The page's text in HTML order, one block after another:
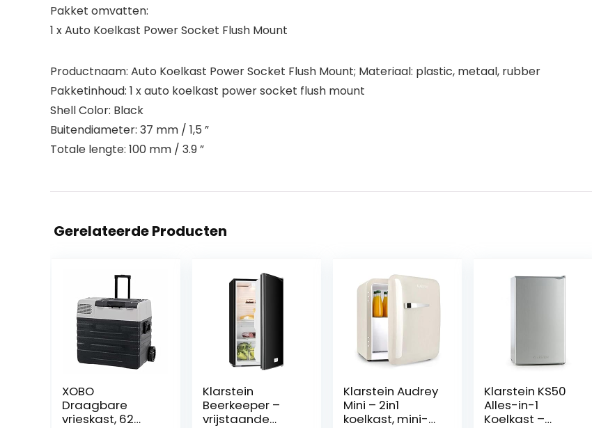
Pakket omvatten:
1 x Auto Koelkast Power Socket Flush Mount
Productnaam: Auto Koelkast Power Socket Flush Mount; Materiaal: plastic, metaal, rubber
Pakketinhoud: 1 x auto koelkast power socket flush mount
Shell Color: Black
Buitendiameter: 37 mm / 1,5 ”
Totale lengte: 100 mm / 3.9 ”
Gerelateerde Producten
XOBO
Draagbare
vrieskast, 62
Klarstein
Beerkeeper –
vrijstaande
Klarstein Audrey
Mini – 2in1
koelkast, mini-
Klarstein KS50
Alles-in-1
Koelkast –